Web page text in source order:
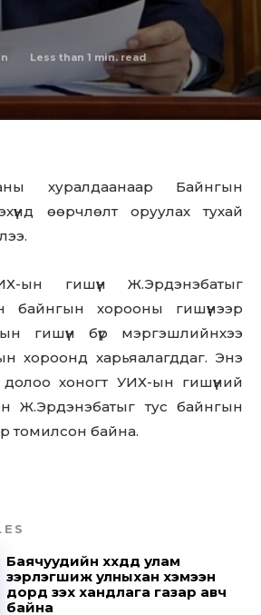
Less than 1 min. read
хуралдаанаар Байнгын
өөрчлөлт оруулах тухай
ын гишүүн Ж.Эрдэнэбатыг
байнгын хорооны гишүүнээр
гишүүн бүр мэргэшлийнхээ
хороонд харьяалагддаг. Энэ
хоногт УИХ-ын гишүүний
Ж.Эрдэнэбатыг тус байнгын
томилсон байна.
Баячуудийн хүүхдүүд улам
зэрлэгшиж улныхан хэмээн
дорд үзэх хандлага газар авч
байна